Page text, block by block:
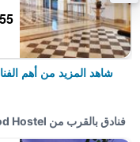
شاهد المزيد من أهم
فنادق بالقرب من Yez Yez Yez All Good Hostel